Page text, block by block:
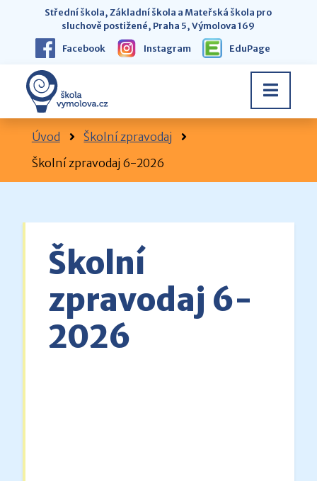
Facebook Instagram EduPage
Střední škola, Základní škola a Mateřská škola pro
sluchově postižené, Praha 5, Výmolova 169
Úvod
Školní zpravodaj
Školní zpravodaj 6-2026
Školní
zpravodaj 6-
2026